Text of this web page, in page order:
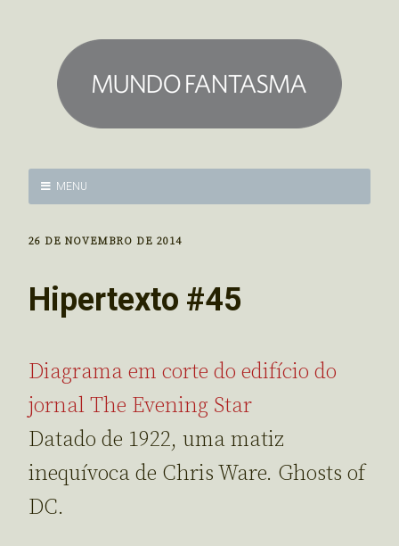
MENU
26 DE NOVEMBRO DE 2014
Hipertexto #45
Diagrama em corte do edifício do
jornal The Evening Star
Datado de 1922, uma matiz
inequívoca de Chris Ware. Ghosts of
DC.